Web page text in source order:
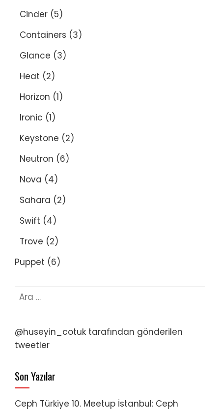
Cinder (5)
Containers (3)
Glance (3)
Heat (2)
Horizon (1)
Ironic (1)
Keystone (2)
Neutron (6)
Nova (4)
Sahara (2)
Swift (4)
Trove (2)
Puppet (6)
Arama:
@huseyin_cotuk tarafından gönderilen
tweetler
Son Yazılar
Ceph Türkiye 10. Meetup İstanbul: Ceph